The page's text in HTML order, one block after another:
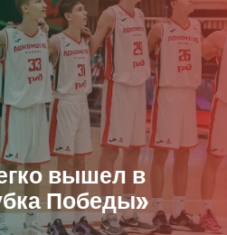
вышел в
Победы»